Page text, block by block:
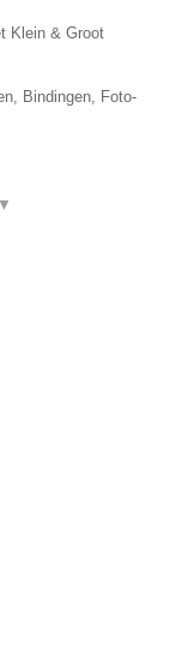
Klein & Groot
Bindingen, Foto-
▼